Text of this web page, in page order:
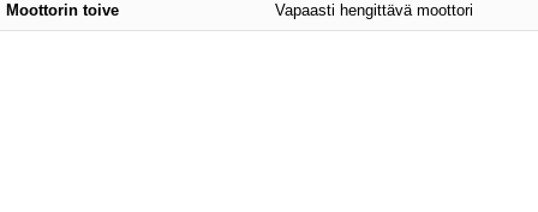
Moottorin toive Vapaasti hengittävä moottori